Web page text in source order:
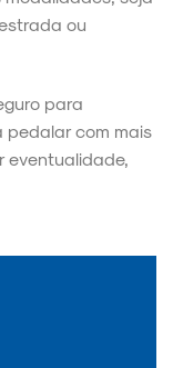
ou
para
pedalar com mais
eventualidade,